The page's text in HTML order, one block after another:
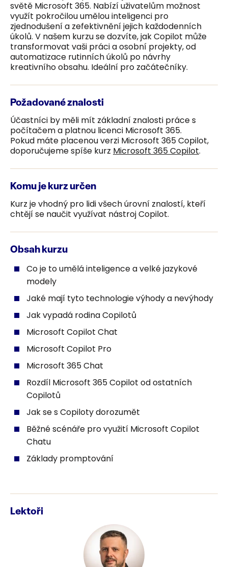
světě Microsoft 365. Nabízí uživatelům možnost
využít pokročilou umělou inteligenci pro
zjednodušení a zefektivnění jejich každodenních
úkolů. V našem kurzu se dozvíte, jak Copilot může
transformovat vaši práci a osobní projekty, od
automatizace rutinních úkolů po návrhy
kreativního obsahu. Ideální pro začátečníky.
Požadované znalosti
Účastníci by měli mít základní znalosti práce s
počítačem a platnou licenci Microsoft 365.
Pokud máte placenou verzi Microsoft 365 Copilot,
doporučujeme spíše kurz Microsoft 365 Copilot.
Komu je kurz určen
Kurz je vhodný pro lidi všech úrovní znalostí, kteří
chtějí se naučit využívat nástroj Copilot.
Obsah kurzu
Co je to umělá inteligence a velké jazykové
modely
Jaké mají tyto technologie výhody a nevýhody
Jak vypadá rodina Copilotů
Microsoft Copilot Chat
Microsoft Copilot Pro
Microsoft 365 Chat
Rozdíl Microsoft 365 Copilot od ostatních
Copilotů
Jak se s Copiloty dorozumět
Běžné scénáře pro využití Microsoft Copilot
Chatu
Základy promptování
Lektoři